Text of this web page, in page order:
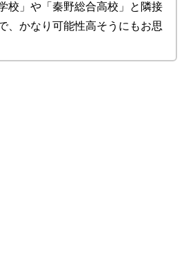
校」や「秦野総合高校」と隣接
、かなり可能性高そうにもお思